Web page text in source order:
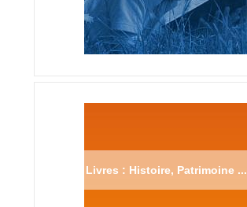
Livres : Histoire, Patrimoine ...